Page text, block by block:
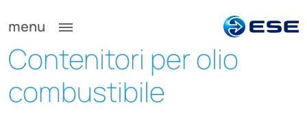
menu
Contenitori per olio
combustibile